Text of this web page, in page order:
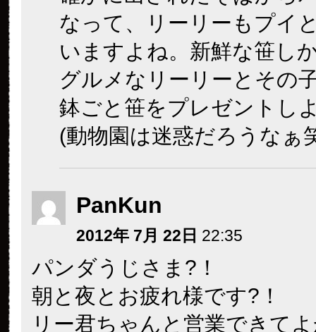
なって、リーリーもプイ
いますよね。新鮮な笹し
グルメなリーリーとその
鉢ごと笹をプレゼントし
(動物園は迷惑だろうなぁ
PanKun
2012年 7月 22日 22:35
パンダうじさま?！
朝と夜とお疲れ様です?！
リー君ちゃんと営業できて